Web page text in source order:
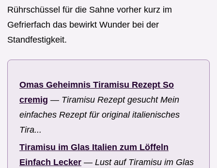
Rührschüssel für die Sahne vorher kurz im
Gefrierfach das bewirkt Wunder bei der
Standfestigkeit.
Omas Geheimnis Tiramisu Rezept So
cremig — Tiramisu Rezept gesucht Mein
einfaches Rezept für original italienisches
Tira...
Tiramisu im Glas Italien zum Löffeln
Einfach Lecker — Lust auf Tiramisu im Glas